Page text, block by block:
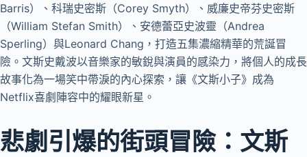
Barris）、科瑞史密斯（Corey Smyth）、威廉史帝芬史密斯
（William Stefan Smith）、安德蕾亞史波靈（Andrea
Sperling）與Leonard Chang，打造五集濃縮精華的荒誕冒
險。文斯史戴波以音樂家的敏銳與演員的感染力，將個人的成長
故事化為一場笑中帶淚的內心探索，讓《文斯小子》成為
Netflix喜劇陣容中的耀眼新星。
悲劇引爆的街頭冒險：文斯